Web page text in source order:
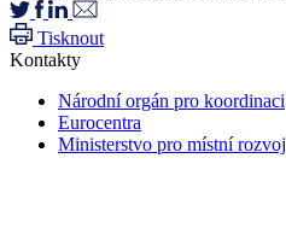
Tisknout
Kontakty
Národní orgán pro koordinaci
Eurocentra
Ministerstvo pro místní rozvoj